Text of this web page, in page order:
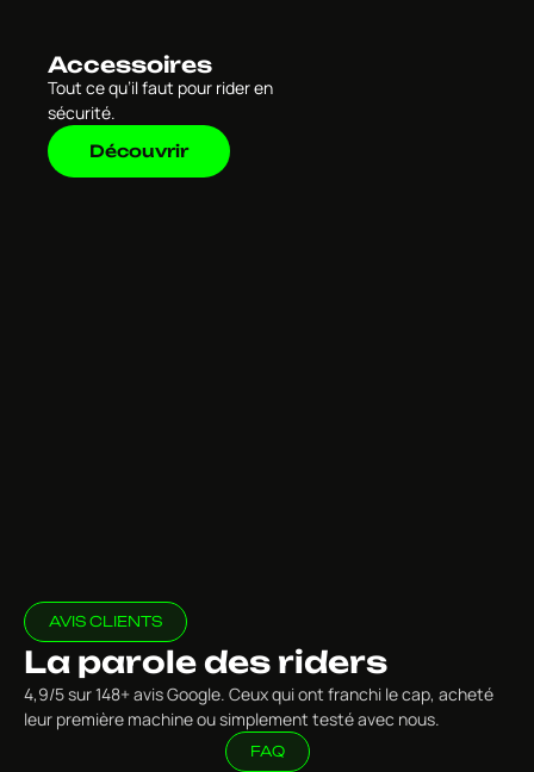
Accessoires
Tout ce qu’il faut pour rider en
sécurité.
Découvrir
AVIS CLIENTS
La parole des riders
4,9/5 sur 148+ avis Google. Ceux qui ont franchi le cap, acheté
leur première machine ou simplement testé avec nous.
FAQ